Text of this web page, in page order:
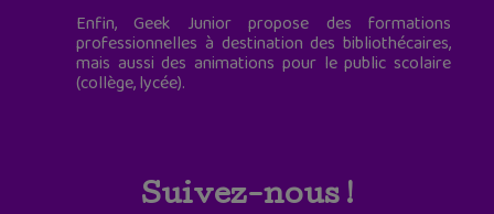
Enfin, Geek Junior propose des formations
professionnelles à destination des bibliothécaires,
mais aussi des animations pour le public scolaire
(collège, lycée).
Suivez-nous !